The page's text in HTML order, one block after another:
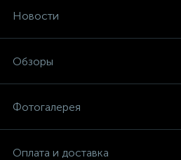
Новости
Обзоры
Фотогалерея
Оплата и доставка